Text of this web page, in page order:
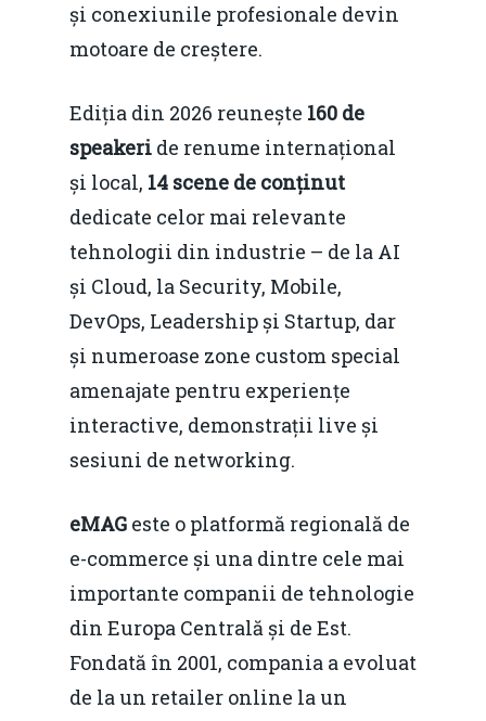
și conexiunile profesionale devin
motoare de creștere.
Ediția din 2026 reunește 160 de
speakeri de renume internațional
și local, 14 scene de conținut
dedicate celor mai relevante
tehnologii din industrie – de la AI
și Cloud, la Security, Mobile,
DevOps, Leadership și Startup, dar
și numeroase zone custom special
amenajate pentru experiențe
interactive, demonstrații live și
sesiuni de networking.
eMAG este o platformă regională de
e-commerce și una dintre cele mai
importante companii de tehnologie
din Europa Centrală și de Est.
Fondată în 2001, compania a evoluat
de la un retailer online la un